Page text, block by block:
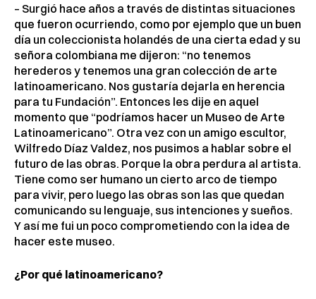
– Surgió hace años a través de distintas situaciones
que fueron ocurriendo, como por ejemplo que un buen
día un coleccionista holandés de una cierta edad y su
señora colombiana me dijeron: “no tenemos
herederos y tenemos una gran colección de arte
latinoamericano. Nos gustaría dejarla en herencia
para tu Fundación”. Entonces les dije en aquel
momento que “podríamos hacer un Museo de Arte
Latinoamericano”. Otra vez con un amigo escultor,
Wilfredo Díaz Valdez, nos pusimos a hablar sobre el
futuro de las obras. Porque la obra perdura al artista.
Tiene como ser humano un cierto arco de tiempo
para vivir, pero luego las obras son las que quedan
comunicando su lenguaje, sus intenciones y sueños.
Y así me fui un poco comprometiendo con la idea de
hacer este museo.
¿Por qué latinoamericano?